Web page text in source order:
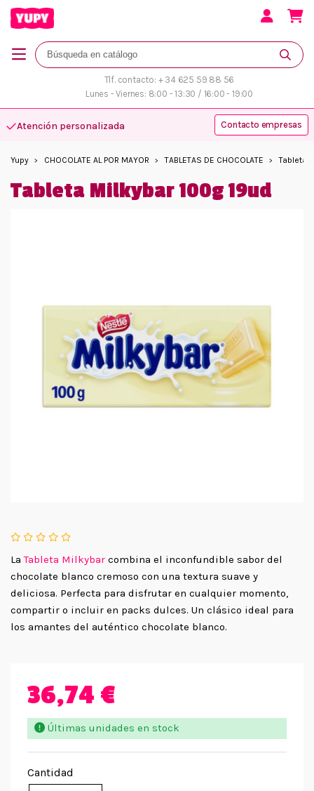
Tlf. contacto: + 34 625 59 88 56
Lunes - Viernes: 8:00 - 13:30 / 16:00 - 19:00
Atención personalizada Contacto empresas
Yupy CHOCOLATE AL POR MAYOR TABLETAS DE CHOCOLATE Tableta
Tableta Milkybar 100g 19ud
LaTableta Milkybar combina el inconfundible sabor del
chocolate blanco cremoso con una textura suave y
deliciosa. Perfecta para disfrutar en cualquier momento,
compartir o incluir en packs dulces. Un clásico ideal para
los amantes del auténtico chocolate blanco.
36,74 €
Últimas unidades en stock
Cantidad